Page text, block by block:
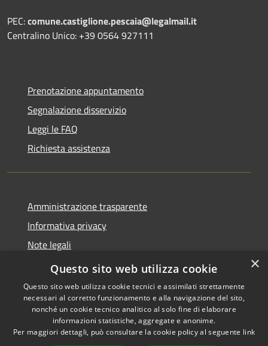
PEC:comune.castiglione.pescaia@legalmail.it
Centralino Unico: +39 0564 927111
Prenotazione appuntamento
Segnalazione disservizio
Leggi le FAQ
Richiesta assistenza
Amministrazione trasparente
Informativa privacy
Note legali
Dichiarazione di accessibilità
Accessibilità
Copyright © 2026 • Comune di
Castiglione della Pescaia •
×
Questo sito web utilizza cookie
Questo sito web utilizza cookie tecnici e assimilati strettamente
necessari al corretto funzionamento e alla navigazione del sito,
nonché un cookie tecnico analitico al solo fine di elaborare
informazioni statistiche, aggregate e anonime.
Per maggiori dettagli, può consultare la cookie policy al seguente link